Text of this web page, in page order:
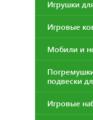
Игрушки
Игровые
Мобили и
подвески
Игровые